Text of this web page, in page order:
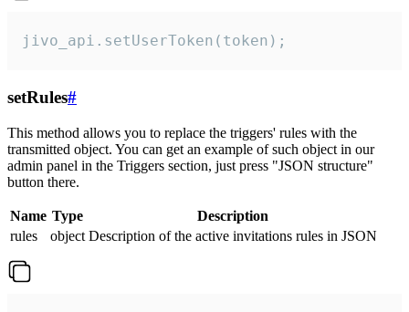
jivo_api.setUserToken(token);
setRules#
This method allows you to replace the triggers' rules with the
transmitted object. You can get an example of such object in our
admin panel in the Triggers section, just press "JSON structure"
button there.
Name Type
Description
rules
object Description of the active invitations rules in JSON